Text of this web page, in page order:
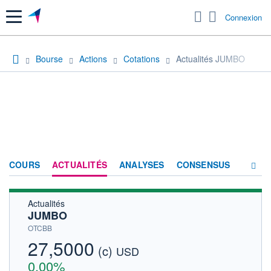
Menu Connexion
Bourse Actions Cotations Actualités JUMBO
COURS ACTUALITÉS ANALYSES CONSENSUS
ACTIONNAIRES
Actualités
JUMBO
OTCBB
27,5000 (c) USD
0,00%